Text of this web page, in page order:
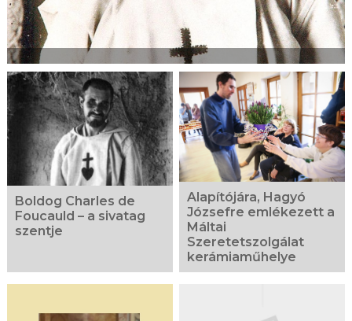
Boldog Charles de
Foucauld – a sivatag
szentje
Alapítójára, Hagyó
Józsefre emlékezett a
Máltai
Szeretetszolgálat
kerámiaműhelye